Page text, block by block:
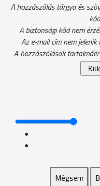
A hozzászólás tárgya és
A biztonsági kód nem
Az e-mail cím nem
A hozzászólások
Mégsem